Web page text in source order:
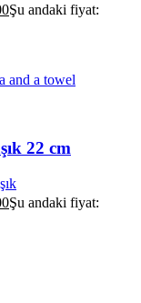
Şu andaki fiyat:
22 cm
Şu andaki fiyat: